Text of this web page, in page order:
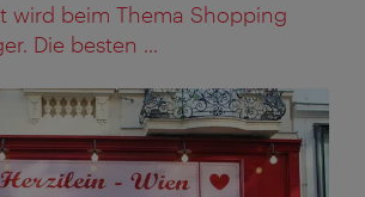
wird beim Thema Shopping
Die besten ...